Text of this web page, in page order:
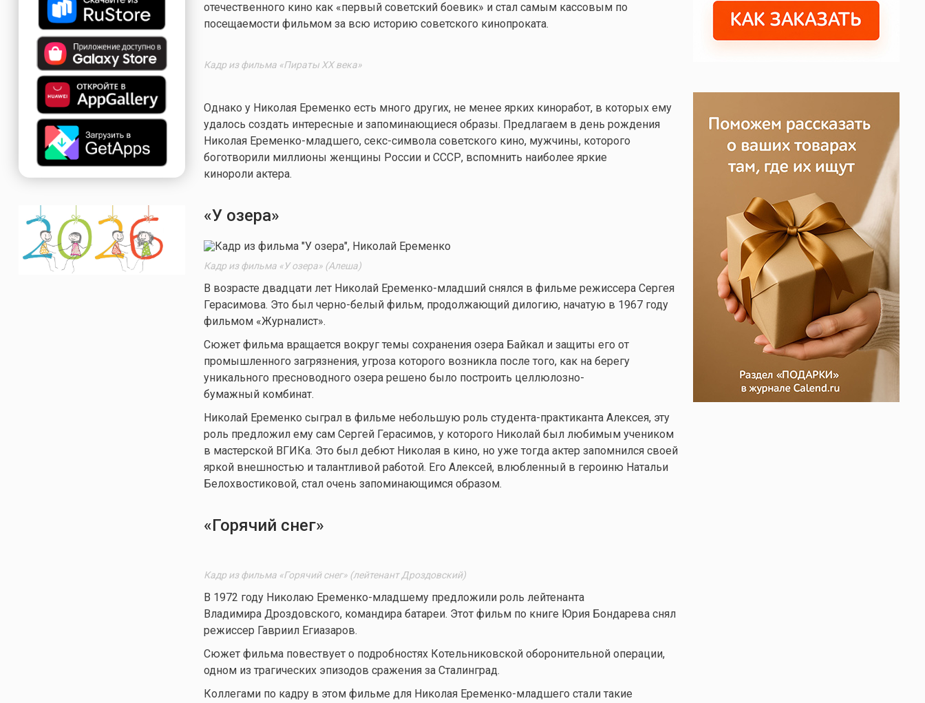
отечественного кино как «первый советский боевик» и стал самым кассовым по
посещаемости фильмом за всю историю советского кинопроката.
Кадр из фильма «Пираты ХХ века»
Однако у Николая Еременко есть много других, не менее ярких киноработ, в которых ему
удалось создать интересные и запоминающиеся образы. Предлагаем в день рождения
Николая Еременко-младшего, секс-символа советского кино, мужчины, которого
боготворили миллионы женщины России и СССР, вспомнить наиболее яркие
кинороли актера.
«У озера»
Кадр из фильма «У озера» (Алеша)
В возрасте двадцати лет Николай Еременко-младший снялся в фильме режиссера Сергея
Герасимова. Это был черно-белый фильм, продолжающий дилогию, начатую в 1967 году
фильмом «Журналист».
Сюжет фильма вращается вокруг темы сохранения озера Байкал и защиты его от
промышленного загрязнения, угроза которого возникла после того, как на берегу
уникального пресноводного озера решено было построить целлюлозно-
бумажный комбинат.
Николай Еременко сыграл в фильме небольшую роль студента-практиканта Алексея, эту
роль предложил ему сам Сергей Герасимов, у которого Николай был любимым учеником
в мастерской ВГИКа. Это был дебют Николая в кино, но уже тогда актер запомнился своей
яркой внешностью и талантливой работой. Его Алексей, влюбленный в героиню Натальи
Белохвостиковой, стал очень запоминающимся образом.
«Горячий снег»
Кадр из фильма «Горячий снег» (лейтенант Дроздовский)
В 1972 году Николаю Еременко-младшему предложили роль лейтенанта
Владимира Дроздовского, командира батареи. Этот фильм по книге Юрия Бондарева снял
режиссер Гавриил Егиазаров.
Сюжет фильма повествует о подробностях Котельниковской оборонительной операции,
одном из трагических эпизодов сражения за Сталинград.
Коллегами по кадру в этом фильме для Николая Еременко-младшего стали такие